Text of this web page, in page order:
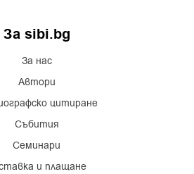
За sibi.bg
За нас
Автори
цитиране
Събития
Семинари
и плащане